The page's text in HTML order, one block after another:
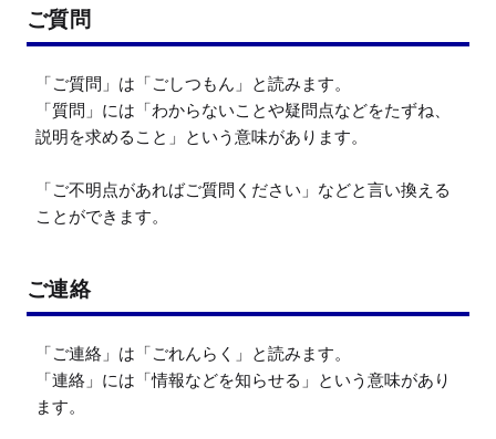
ご質問
「ご質問」は「ごしつもん」と読みます。
「質問」には「わからないことや疑問点などをたずね、
説明を求めること」という意味があります。
「ご不明点があればご質問ください」などと言い換える
ことができます。
ご連絡
「ご連絡」は「ごれんらく」と読みます。
「連絡」には「情報などを知らせる」という意味があり
ます。